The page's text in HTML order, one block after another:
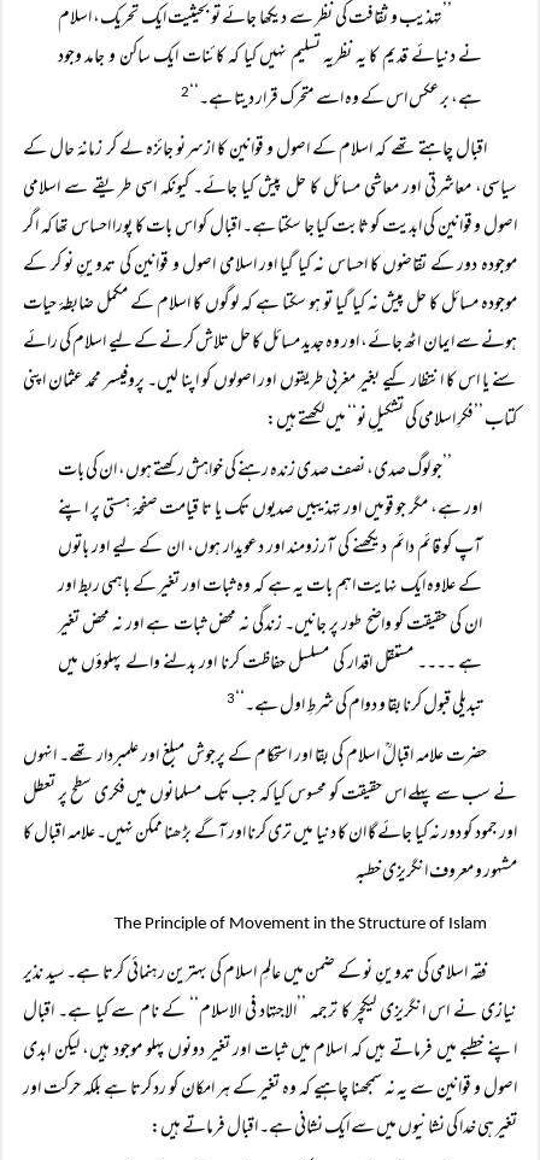
’’تہذیب و ثقافت کی نظر سے دیکھا جائے تو بحیثیت ایک تحریک، اسلام
نے دنیائے قدیم کا یہ نظریہ تسلیم نہیں کیا کہ کائنات ایک ساکن و جامد وجود
ہے، برعکس اس کے وہ اسے متحرک قرار دیتا ہے۔‘‘
2
اقبال چاہتے تھے کہ اسلام کے اصول و قوانین کا ازسرنو جائزہ لے کر زمانۂ حال کے
سیاسی، معاشرتی اور معاشی مسائل کا حل پیش کیا جائے۔ کیونکہ اسی طریقے سے اسلامی
اصول و قوانین کی ابدیت کو ثابت کیا جا سکتا ہے۔ اقبال کو اس بات کا پورا احساس تھا کہ اگر
موجودہ دور کے تقاضوں کا احساس نہ کیا گیا اور اسلامی اصول و قوانین کی تدوینِ نو کر کے
موجودہ مسائل کا حل پیش نہ کیا گیا تو ہو سکتا ہے کہ لوگوں کا اسلام کے مکمل ضابطۂ حیات
ہونے سے ایمان اٹھ جائے، اور وہ جدید مسائل کا حل تلاش کرنے کے لیے اسلام کی رائے
سنے یا اس کا انتظار کیے بغیر مغربی طریقوں اور اصولوں کو اپنا لیں۔ پروفیسر محمد عثمان اپنی
کتاب ’’فکرِ اسلامی کی تشکیلِ نو‘‘ میں لکھتے ہیں:
’’جو لوگ صدی، نصف صدی زندہ رہنے کی خواہش رکھتے ہوں، ان کی بات
اور ہے، مگر جو قومیں اور تہذیبیں صدیوں تک یا تا قیامت صفحۂ ہستی پر اپنے
آپ کو قائم دائم دیکھنے کی آرزومند اور دعویدار ہوں، ان کے لیے اور باتوں
کے علاوہ ایک نہایت اہم بات یہ ہے کہ وہ ثبات اور تغیر کے باہمی ربط اور
ان کی حقیقت کو واضح طور پر جانیں۔ زندگی نہ محض ثبات ہے اور نہ محض تغیر
ہے ۔۔۔۔ مستقل اقدار کی مسلسل حفاظت کرنا اور بدلنے والے پہلوؤں میں
تبدیلی قبول کرنا بقا و دوام کی شرطِ اول ہے۔‘‘
3
حضرت علامہ اقبالؒ اسلام کی بقا اور استحکام کے پرجوش مبلغ اور علمبردار تھے۔ انہوں
نے سب سے پہلے اس حقیقت کو محسوس کیا کہ جب تک مسلمانوں میں فکری سطح پر تعطل
اور جمود کو دور نہ کیا جائے گا ان کا دنیا میں تری کرنا اور آگے بڑھنا ممکن نہیں۔ علامہ اقبال کا
مشہور و معروف انگریزی خطبہ
The Principle of Movement in the Structure of Islam
فقہ اسلامی کی تدوینِ نو کے ضمن میں عالمِ اسلام کی بہترین رہنمائی کرتا ہے۔ سید نذیر
نیازی نے اس انگریزی لیکچر کا ترجمہ ’’الاجتہاد فی الاسلام‘‘ کے نام سے کیا ہے۔ اقبال
اپنے خطبے میں فرماتے ہیں کہ اسلام میں ثبات اور تغیر دونوں پہلو موجود ہیں، لیکن ابدی
اصول و قوانین سے یہ نہ سمجھنا چاہیے کہ وہ تغیر کے ہر امکان کو رد کرتا ہے بلکہ حرکت اور
تغیر ہی خدا کی نشانیوں میں سے ایک نشانی ہے۔ اقبال فرماتے ہیں: